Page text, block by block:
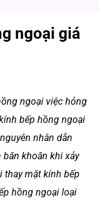
ngoại giá
ngoại việc hỏng
bếp hồng ngoại
nhân dẫn
băn khoăn khi xảy
thay mặt kính bếp
hồng ngoại loại